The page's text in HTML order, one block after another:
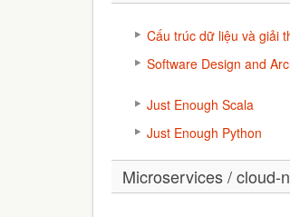
Cấu trúc dữ liệu và giải
Software Design and
Just Enough Scala
Just Enough Python
Microservices / cloud-